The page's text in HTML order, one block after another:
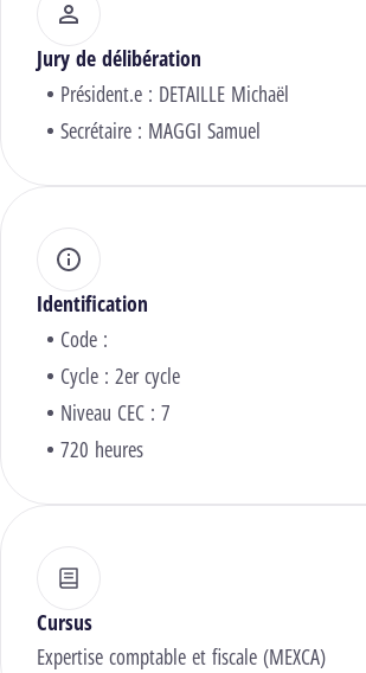
Jury de délibération
Président.e : DETAILLE Michaël
Secrétaire : MAGGI Samuel
Identification
Code :
Cycle : 2er cycle
Niveau CEC : 7
720 heures
Cursus
Expertise comptable et fiscale (MEXCA)